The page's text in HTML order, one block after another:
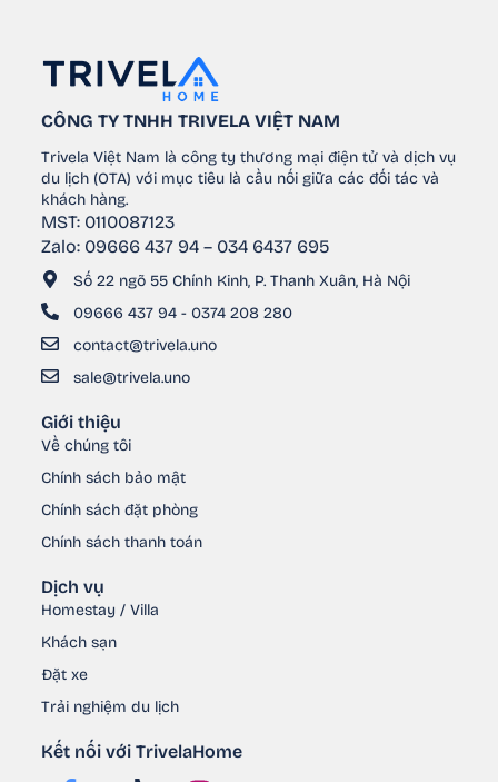
CÔNG TY TNHH TRIVELA VIỆT NAM
Trivela Việt Nam là công ty thương mại điện tử và dịch vụ
du lịch (OTA) với mục tiêu là cầu nối giữa các đối tác và
khách hàng.
MST: 0110087123
Zalo: 09666 437 94 – 034 6437 695
Số 22 ngõ 55 Chính Kinh, P. Thanh Xuân, Hà Nội
09666 437 94 - 0374 208 280
contact@trivela.uno
sale@trivela.uno
Giới thiệu
Về chúng tôi
Chính sách bảo mật
Chính sách đặt phòng
Chính sách thanh toán
Dịch vụ
Homestay / Villa
Khách sạn
Đặt xe
Trải nghiệm du lịch
Kết nối với TrivelaHome